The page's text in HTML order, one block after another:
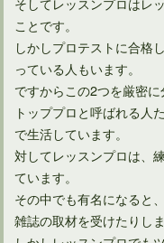
プロゴルファーになる為
ことです。
しかしプロテストに合格
っている人もいます。
ですからこの2つを厳密に
トッププロと呼ばれる人
で生活しています。
対してレッスンプロは、
ています。
その中でも有名になると
雑誌の取材を受けたりしま